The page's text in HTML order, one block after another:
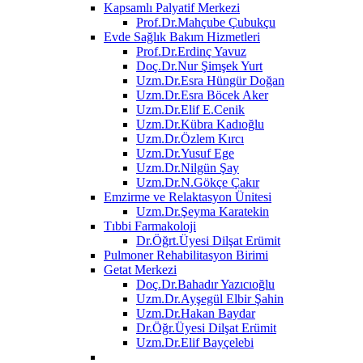
Kapsamlı Palyatif Merkezi
Prof.Dr.Mahçube Çubukçu
Evde Sağlık Bakım Hizmetleri
Prof.Dr.Erdinç Yavuz
Doç.Dr.Nur Şimşek Yurt
Uzm.Dr.Esra Hüngür Doğan
Uzm.Dr.Esra Böcek Aker
Uzm.Dr.Elif E.Cenik
Uzm.Dr.Kübra Kadıoğlu
Uzm.Dr.Özlem Kırcı
Uzm.Dr.Yusuf Ege
Uzm.Dr.Nilgün Şay
Uzm.Dr.N.Gökçe Çakır
Emzirme ve Relaktasyon Ünitesi
Uzm.Dr.Şeyma Karatekin
Tıbbi Farmakoloji
Dr.Öğrt.Üyesi Dilşat Erümit
Pulmoner Rehabilitasyon Birimi
Getat Merkezi
Doç.Dr.Bahadır Yazıcıoğlu
Uzm.Dr.Ayşegül Elbir Şahin
Uzm.Dr.Hakan Baydar
Dr.Öğr.Üyesi Dilşat Erümit
Uzm.Dr.Elif Bayçelebi